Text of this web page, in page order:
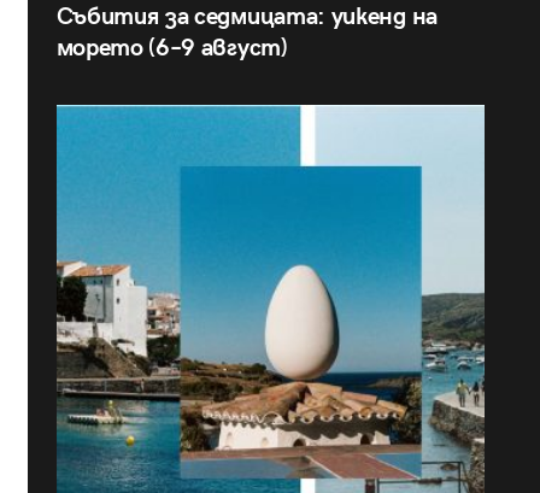
Събития за седмицата: уикенд на
морето (6–9 август)